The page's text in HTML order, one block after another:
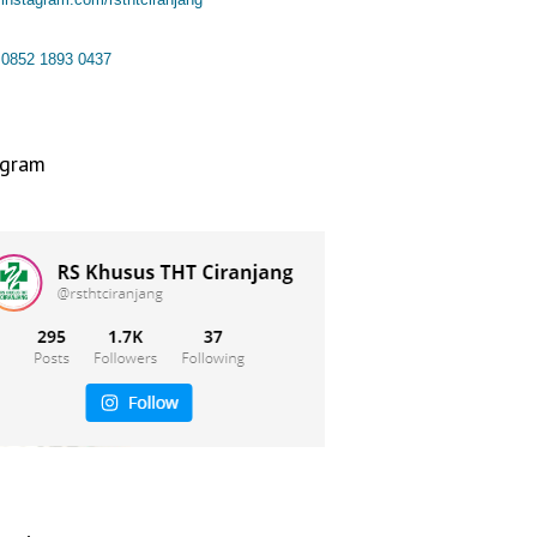
0852 1893 0437